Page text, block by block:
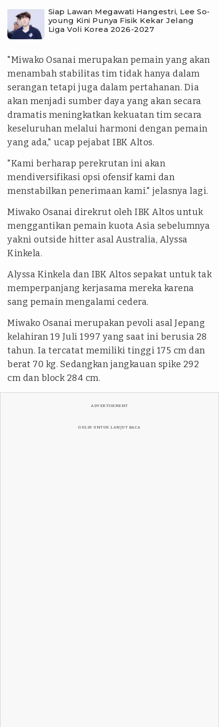
Siap Lawan Megawati Hangestri, Lee So-
young Kini Punya Fisik Kekar Jelang
Liga Voli Korea 2026-2027
"Miwako Osanai merupakan pemain yang akan
menambah stabilitas tim tidak hanya dalam
serangan tetapi juga dalam pertahanan. Dia
akan menjadi sumber daya yang akan secara
dramatis meningkatkan kekuatan tim secara
keseluruhan melalui harmoni dengan pemain
yang ada," ucap pejabat IBK Altos.
"Kami berharap perekrutan ini akan
mendiversifikasi opsi ofensif kami dan
menstabilkan penerimaan kami." jelasnya lagi.
Miwako Osanai direkrut oleh IBK Altos untuk
menggantikan pemain kuota Asia sebelumnya
yakni outside hitter asal Australia, Alyssa
Kinkela.
Alyssa Kinkela dan IBK Altos sepakat untuk tak
memperpanjang kerjasama mereka karena
sang pemain mengalami cedera.
Miwako Osanai merupakan pevoli asal Jepang
kelahiran 19 Juli 1997 yang saat ini berusia 28
tahun. Ia tercatat memiliki tinggi 175 cm dan
berat 70 kg. Sedangkan jangkauan spike 292
cm dan block 284 cm.
ADVERTISEMENT
GULIR UNTUK LANJUT BACA